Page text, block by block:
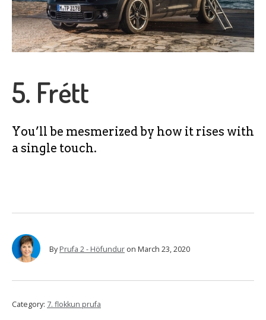
5. Frétt
You’ll be mesmerized by how it rises with
a single touch.
By Prufa 2 - Höfundur on March 23, 2020
Category: 7. flokkun prufa